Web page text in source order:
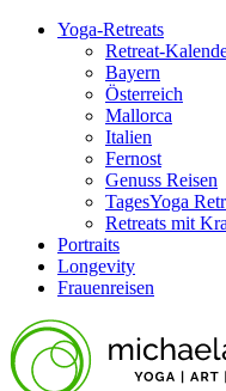
Yoga-Retreats
Retreat-
Bayern
Österreich
Mallorca
Italien
Fernost
Genuss Reisen
TagesYoga
Retreats mit
Portraits
Longevity
Frauenreisen